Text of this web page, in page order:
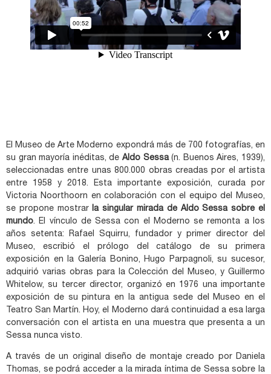
El Museo de Arte Moderno expondrá más de 700 fotografías, en
su gran mayoría inéditas, de Aldo Sessa(n. Buenos Aires, 1939),
seleccionadas entre unas 800.000 obras creadas por el artista
entre 1958 y 2018. Esta importante exposición, curada por
Victoria Noorthoorn en colaboración con el equipo del Museo,
se propone mostrar la singular mirada de Aldo Sessa sobre el
mundo. El vínculo de Sessa con el Moderno se remonta a los
años setenta: Rafael Squirru, fundador y primer director del
Museo, escribió el prólogo del catálogo de su primera
exposición en la Galería Bonino, Hugo Parpagnoli, su sucesor,
adquirió varias obras para la Colección del Museo, y Guillermo
Whitelow, su tercer director, organizó en 1976 una importante
exposición de su pintura en la antigua sede del Museo en el
Teatro San Martín. Hoy, el Moderno dará continuidad a esa larga
conversación con el artista en una muestra que presenta a un
Sessa nunca visto.
A través de un original diseño de montaje creado por Daniela
Thomas, se podrá acceder a la mirada íntima de Sessa sobre la